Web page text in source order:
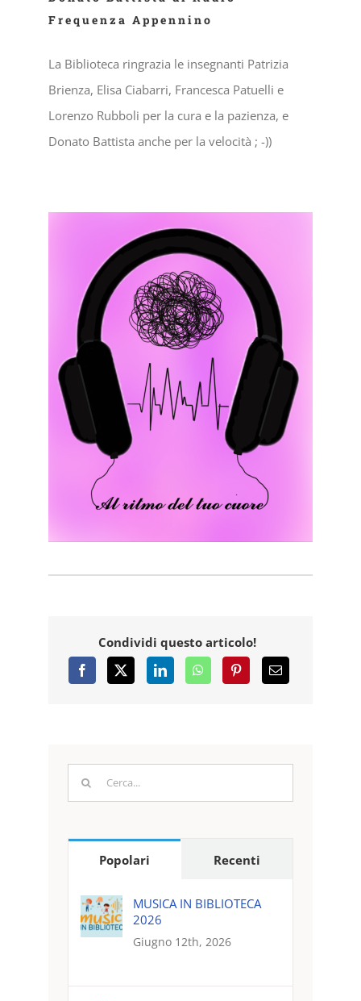
Frequenza Appennino
La Biblioteca ringrazia le insegnanti Patrizia
Brienza, Elisa Ciabarri, Francesca Patuelli e
Lorenzo Rubboli per la cura e la pazienza, e
Donato Battista anche per la velocità ; -))
Condividi questo articolo!
Cerca
per:
Popolari Recenti
MUSICA IN BIBLIOTECA
2026
Giugno 12th, 2026